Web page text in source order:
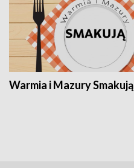
Warmia i Mazury Smakują